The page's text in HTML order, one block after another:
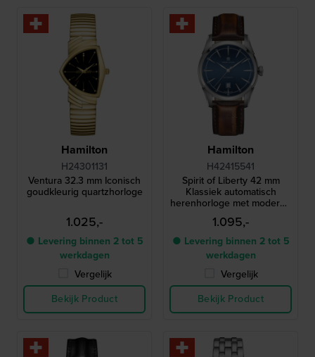
Hamilton
H24301131
Ventura 32.3 mm Iconisch
goudkleurig quartzhorloge
1.025,-
● Levering binnen 2 tot 5
werkdagen
Vergelijk
Bekijk Product
Hamilton
H42415541
Spirit of Liberty 42 mm
Klassiek automatisch
herenhorloge met moderne
uitstraling
1.095,-
● Levering binnen 2 tot 5
werkdagen
Vergelijk
Bekijk Product